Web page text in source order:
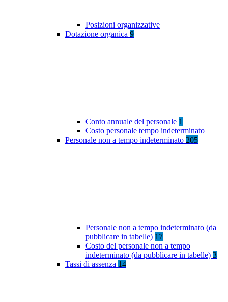
Posizioni organizzative
Dotazione organica 9
Conto annuale del personale 1
Costo personale tempo indeterminato
Personale non a tempo indeterminato 205
Personale non a tempo indeterminato (da
pubblicare in tabelle) 17
Costo del personale non a tempo
indeterminato (da pubblicare in tabelle) 3
Tassi di assenza 14